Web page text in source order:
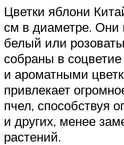
Цветки яблони
см в диаметре.
белый или
собраны в
и ароматными
привлекает
пчел, способствуя
и других, менее
растений.